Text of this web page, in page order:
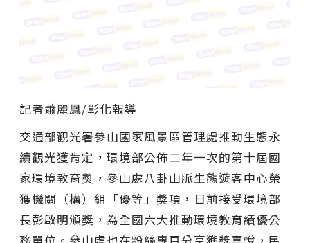
記者蕭麗鳳/彰化報導
交通部觀光署參山國家風景區管理處推動生態永
續觀光獲肯定，環境部公佈二年一次的第十屆國
家環境教育獎，參山處八卦山脈生態遊客中心榮
獲機關（構）組「優等」獎項，日前接受環境部
長彭啟明頒獎，為全國六大推動環境教育績優公